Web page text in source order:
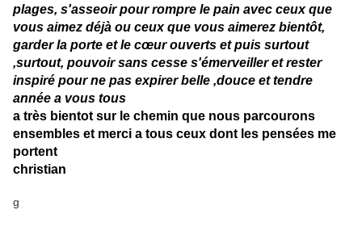
plages, s'asseoir pour rompre le pain avec ceux que
vous aimez déjà ou ceux que vous aimerez bientôt,
garder la porte et le cœur ouverts et puis surtout
,surtout, pouvoir sans cesse s'émerveiller et rester
inspiré pour ne pas expirer belle ,douce et tendre
année a vous tous
a très bientot sur le chemin que nous parcourons
ensembles et merci a tous ceux dont les pensées me
portent
christian
g